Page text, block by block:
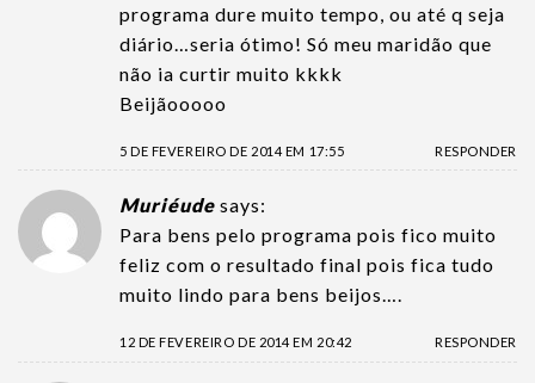
programa dure muito tempo, ou até q seja
diário…seria ótimo! Só meu maridão que
não ia curtir muito kkkk
Beijãooooo
5 DE FEVEREIRO DE 2014 EM 17:55 RESPONDER
Muriéude says:
Para bens pelo programa pois fico muito
feliz com o resultado final pois fica tudo
muito lindo para bens beijos….
12 DE FEVEREIRO DE 2014 EM 20:42 RESPONDER